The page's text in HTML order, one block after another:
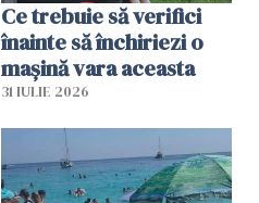
Ce trebuie să verifici
înainte să închiriezi o
mașină vara aceasta
31 IULIE 2026